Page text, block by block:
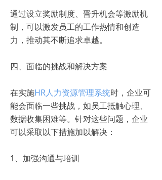
通过设立奖励制度、晋升机会等激励机
制，可以激发员工的工作热情和创造
力，推动其不断追求卓越。
四、面临的挑战和解决方案
在实施HR人力资源管理系统时，企业可
能会面临一些挑战，如员工抵触心理、
数据收集困难等。针对这些问题，企业
可以采取以下措施加以解决：
1、加强沟通与培训